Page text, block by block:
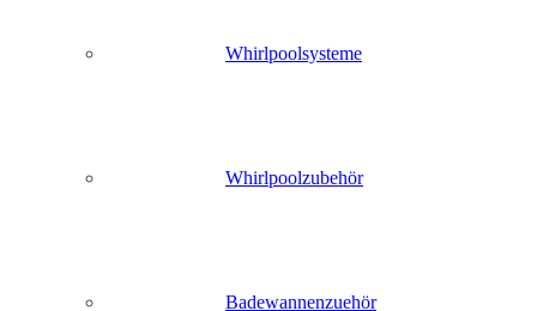
Whirlpoolsysteme
Whirlpoolzubehör
Badewannenzuehör